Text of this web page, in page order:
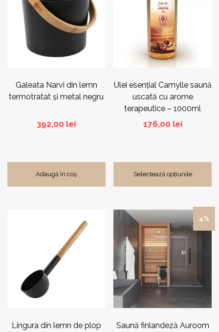
Galeata Narvi din lemn
termotratat și metal negru
392,00 lei
Adaugă în coș
Ulei esențial Camylle saună
uscată cu arome
terapeutice – 1000ml
176,00 lei
Selectează opțiunile
pagina
produsului.
Lingura din lemn de plop
4%
Saună finlandeză Auroom